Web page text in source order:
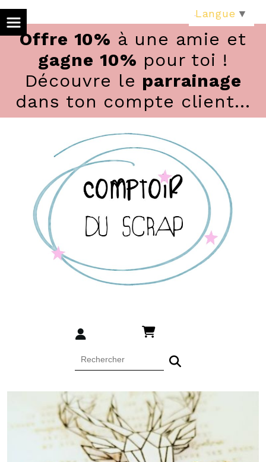
Offre 10% à une amie et
gagne 10% pour toi !
Découvre le parrainage
dans ton compte client...
Langue ▼